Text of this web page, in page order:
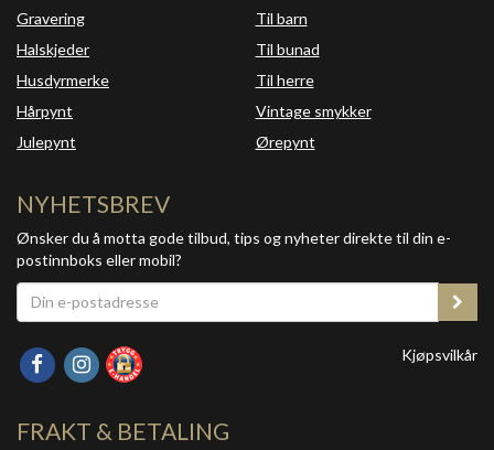
Gravering
Halskjeder
Husdyrmerke
Hårpynt
Julepynt
Til barn
Til bunad
Til herre
Vintage smykker
Ørepynt
NYHETSBREV
Ønsker du å motta gode tilbud, tips og nyheter direkte til din e-
postinnboks eller mobil?
Kjøpsvilkår
FRAKT & BETALING